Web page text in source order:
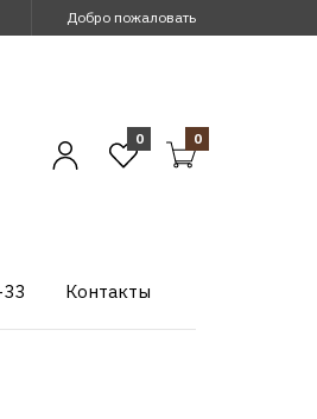
Добро пожаловать
0 0
Контакты